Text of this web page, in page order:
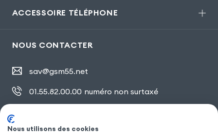
ACCESSOIRE TÉLÉPHONE
NOUS CONTACTER
sav@gsm55.net
01.55.82.00.00 numéro non surtaxé
Nous utilisons des cookies